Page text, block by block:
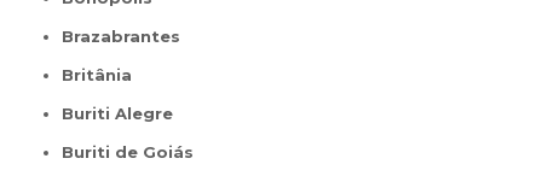
Brazabrantes
Britânia
Buriti Alegre
Buriti de Goiás